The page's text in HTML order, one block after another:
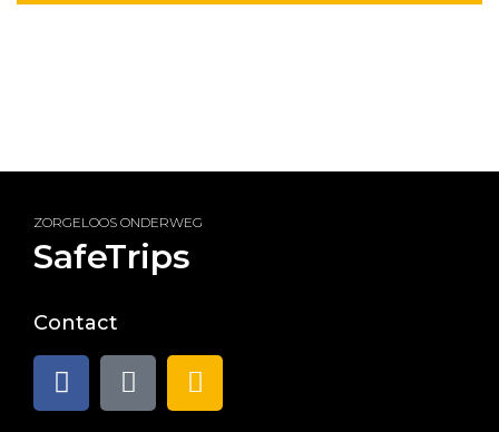
ZORGELOOS ONDERWEG
SafeTrips
Contact